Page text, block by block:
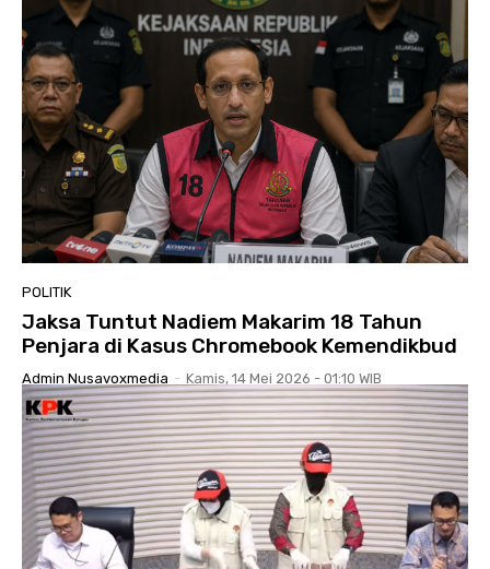
POLITIK
Jaksa Tuntut Nadiem Makarim 18 Tahun
Penjara di Kasus Chromebook Kemendikbud
Admin Nusavoxmedia - Kamis, 14 Mei 2026 - 01:10 WIB